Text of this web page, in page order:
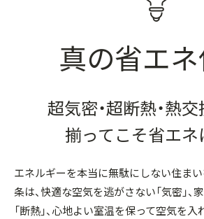
真の省エ
超気密・超断熱・熱
揃ってこそ省エネ
エネルギーを本当に無駄にしない住ま
条は、快適な空気を逃がさない「気密」、
「断熱」、心地よい室温を保って空気を入